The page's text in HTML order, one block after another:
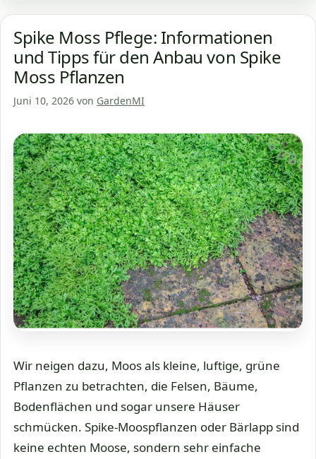
Spike Moss Pflege: Informationen
und Tipps für den Anbau von Spike
Moss Pflanzen
Juni 10, 2026 von GardenMI
Wir neigen dazu, Moos als kleine, luftige, grüne
Pflanzen zu betrachten, die Felsen, Bäume,
Bodenflächen und sogar unsere Häuser
schmücken. Spike-Moospflanzen oder Bärlapp sind
keine echten Moose, sondern sehr einfache